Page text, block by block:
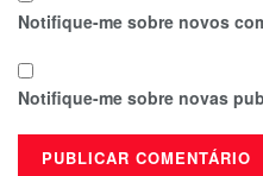
Notifique-me sobre novos
Notifique-me sobre novas